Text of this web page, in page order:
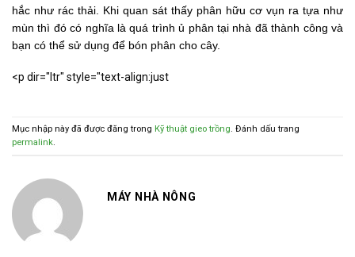
hắc như rác thải. Khi quan sát thấy phân hữu cơ vụn ra tựa như
mùn thì đó có nghĩa là quá trình ủ phân tại nhà đã thành công và
bạn có thể sử dụng để bón phân cho cây.
<p dir="ltr" style="text-align:just
Mục nhập này đã được đăng trong Kỹ thuật gieo trồng. Đánh dấu trang
permalink.
MÁY NHÀ NÔNG